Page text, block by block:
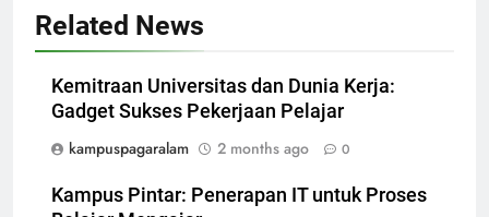
Related News
Kemitraan Universitas dan Dunia Kerja:
Gadget Sukses Pekerjaan Pelajar
kampuspagaralam
2 months ago 0
Kampus Pintar: Penerapan IT untuk Proses